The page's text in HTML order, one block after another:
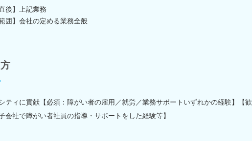
後】上記業務
囲】会社の定める業務全般
ティに貢献【必須：障がい者の雇用／就労／業務サポートいずれかの経験】【歓
会社で障がい者社員の指導・サポートをした経験等】